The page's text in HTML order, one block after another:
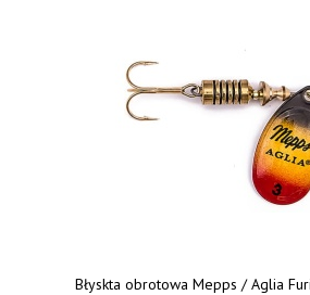
Błyskta obrotowa Mepps / Aglia